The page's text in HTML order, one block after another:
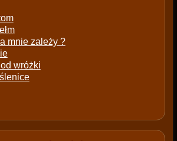
mnie zależy ?
wróżki